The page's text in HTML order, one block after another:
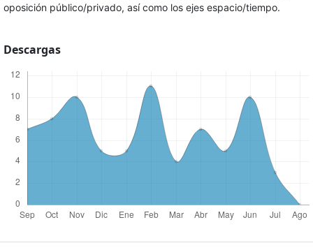
oposición público/privado, así como los ejes espacio/tiempo.
Descargas